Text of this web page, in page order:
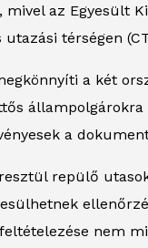
mivel az Egyesült
utazási térségen
a két
állampolgárokra
a
repülő
nem